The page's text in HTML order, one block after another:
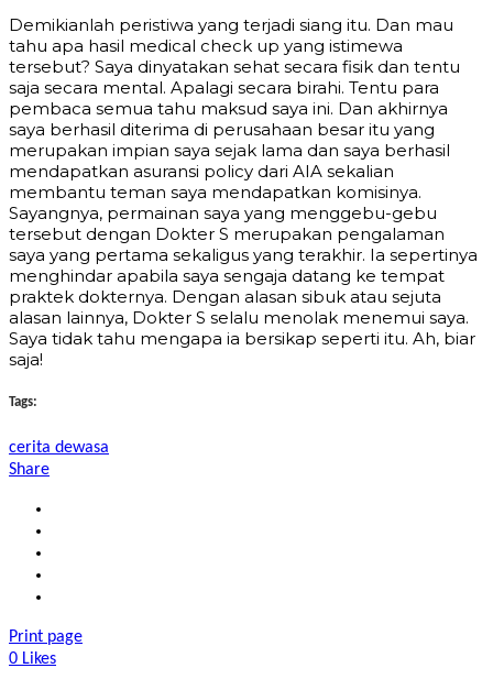
Demikianlah peristiwa yang terjadi siang itu. Dan mau
tahu apa hasil medical check up yang istimewa
tersebut? Saya dinyatakan sehat secara fisik dan tentu
saja secara mental. Apalagi secara birahi. Tentu para
pembaca semua tahu maksud saya ini. Dan akhirnya
saya berhasil diterima di perusahaan besar itu yang
merupakan impian saya sejak lama dan saya berhasil
mendapatkan asuransi policy dari AIA sekalian
membantu teman saya mendapatkan komisinya.
Sayangnya, permainan saya yang menggebu-gebu
tersebut dengan Dokter S merupakan pengalaman
saya yang pertama sekaligus yang terakhir. Ia sepertinya
menghindar apabila saya sengaja datang ke tempat
praktek dokternya. Dengan alasan sibuk atau sejuta
alasan lainnya, Dokter S selalu menolak menemui saya.
Saya tidak tahu mengapa ia bersikap seperti itu. Ah, biar
saja!
Tags:
cerita dewasa
Share
Print page
0 Likes